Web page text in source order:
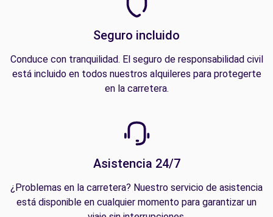
Seguro incluido
Conduce con tranquilidad. El seguro de responsabilidad civil
está incluido en todos nuestros alquileres para protegerte
en la carretera.
Asistencia 24/7
¿Problemas en la carretera? Nuestro servicio de asistencia
está disponible en cualquier momento para garantizar un